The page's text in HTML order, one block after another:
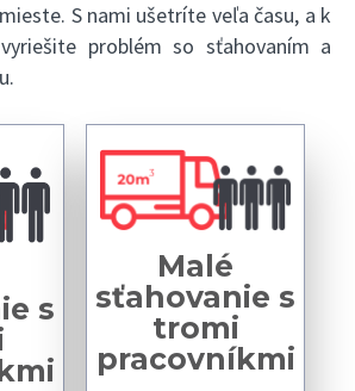
S nami ušetríte veľa času, a k
problém so sťahovaním a
s
Malé
sťahovanie s
tromi
pracovníkmi